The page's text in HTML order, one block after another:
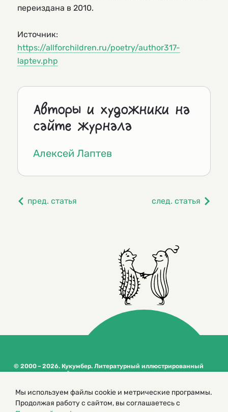
переиздана в 2010.
Источник:
https://allforchildren.ru/poetry/author317-
laptev.php
Авторы и художники на
сайте журнала
Алексей Лаптев
пред. статья след. статья
© 2000 – 2026. Кукумбер. Литературный иллюстрированный
журнал для детей
сайта
Политика конфиденциальности
Мы используем файлы cookie и метрические программы.
Продолжая работу с сайтом, вы соглашаетесь с